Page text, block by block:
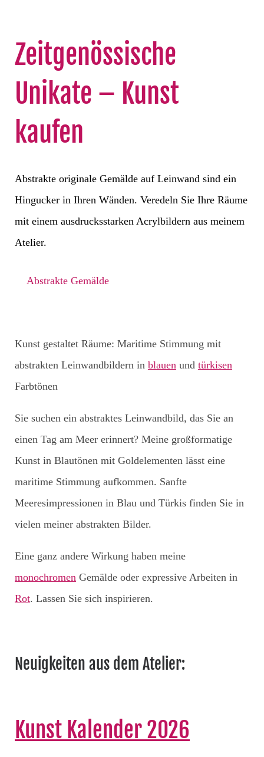
Zeitgenössische
Unikate – Kunst
kaufen
Abstrakte originale Gemälde auf Leinwand sind ein
Hingucker in Ihren Wänden. Veredeln Sie Ihre Räume
mit einem ausdrucksstarken Acrylbildern aus meinem
Atelier.
Abstrakte Gemälde
Kunst gestaltet Räume: Maritime Stimmung mit
abstrakten Leinwandbildern in blauen und türkisen
Farbtönen
Sie suchen ein abstraktes Leinwandbild, das Sie an
einen Tag am Meer erinnert? Meine großformatige
Kunst in Blautönen mit Goldelementen lässt eine
maritime Stimmung aufkommen. Sanfte
Meeresimpressionen in Blau und Türkis finden Sie in
vielen meiner abstrakten Bilder.
Eine ganz andere Wirkung haben meine
monochromen Gemälde oder expressive Arbeiten in
Rot. Lassen Sie sich inspirieren.
Neuigkeiten aus dem Atelier:
Kunst Kalender 2026